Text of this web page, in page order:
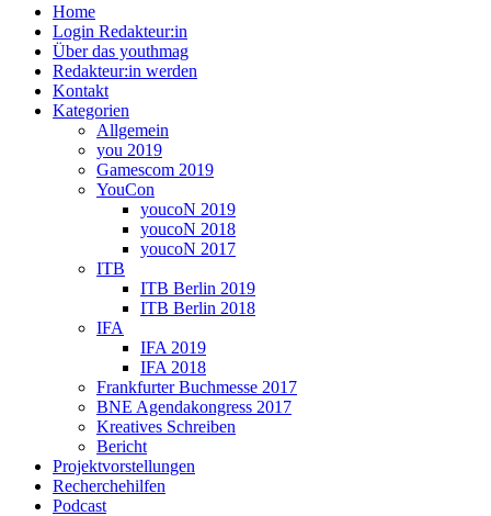
Home
Login Redakteur:in
Über das youthmag
Redakteur:in werden
Kontakt
Kategorien
Allgemein
you 2019
Gamescom 2019
YouCon
youcoN 2019
youcoN 2018
youcoN 2017
ITB
ITB Berlin 2019
ITB Berlin 2018
IFA
IFA 2019
IFA 2018
Frankfurter Buchmesse 2017
BNE Agendakongress 2017
Kreatives Schreiben
Bericht
Projektvorstellungen
Recherchehilfen
Podcast